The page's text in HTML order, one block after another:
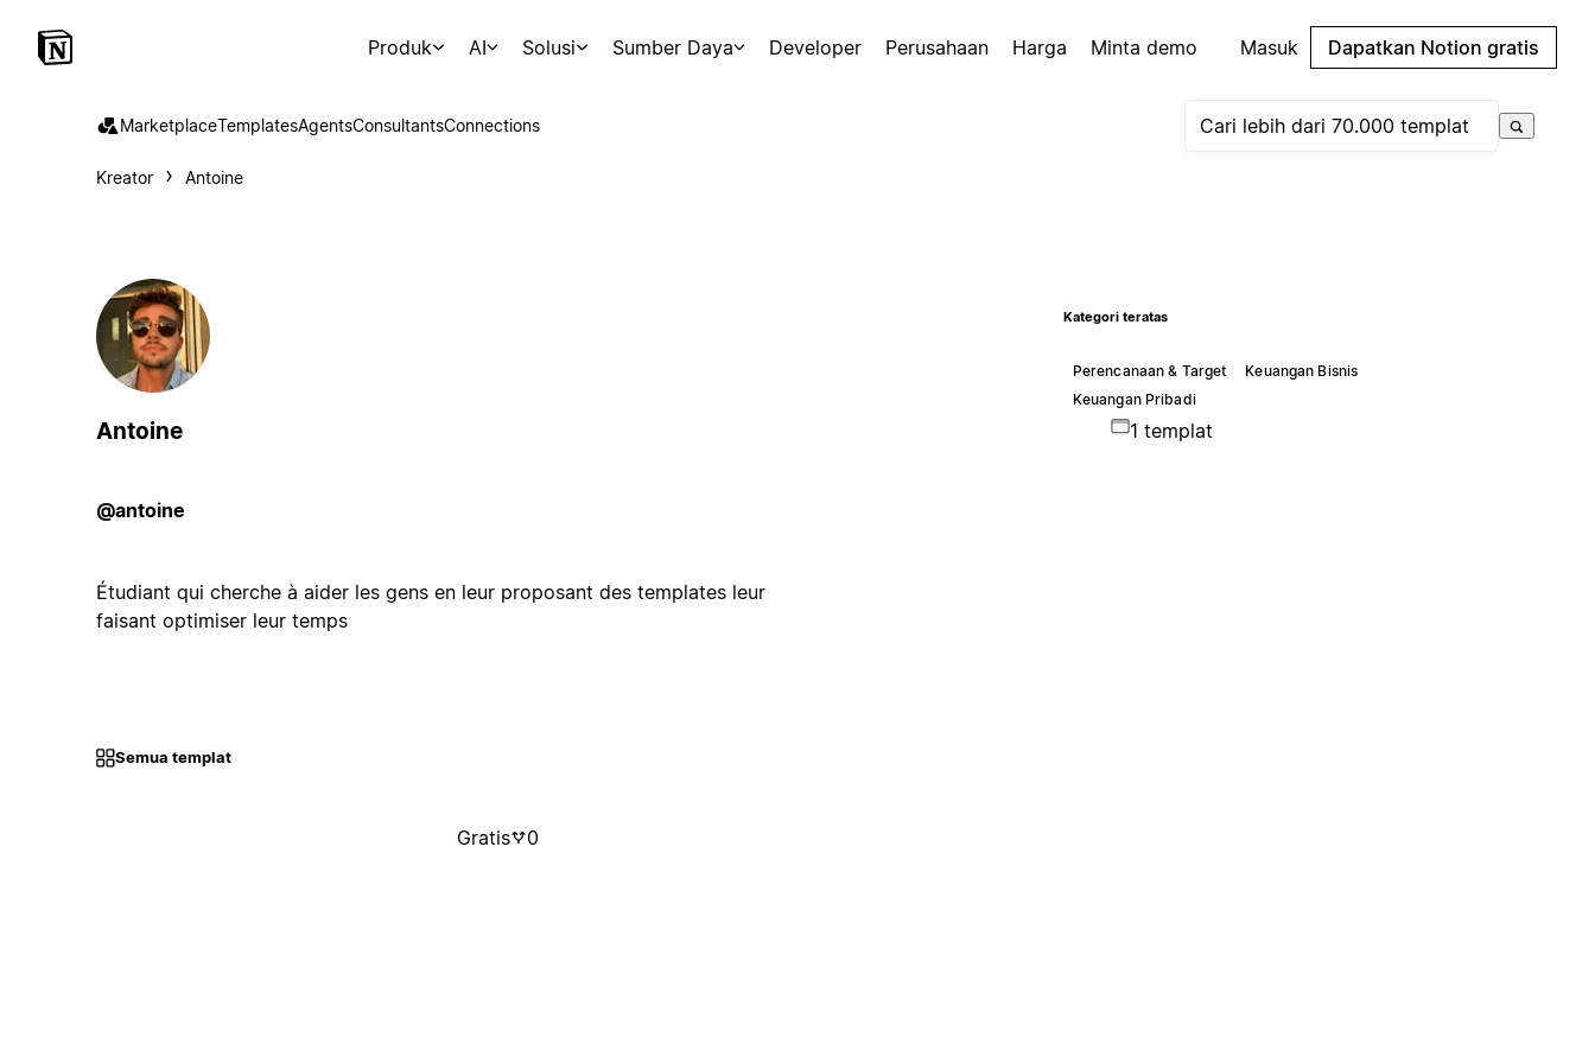
Produk AI Solusi Sumber Daya Developer Perusahaan Harga Minta demo Masuk Dapatkan Notion gratis
MarketplaceTemplatesAgentsConsultantsConnections
Kreator Antoine
Antoine
@antoine
Étudiant qui cherche à aider les gens en leur proposant des templates leur
faisant optimiser leur temps
Kategori teratas
Perencanaan & Target
Keuangan Bisnis
Keuangan Pribadi
1 templat
Semua templat
Gratis 0